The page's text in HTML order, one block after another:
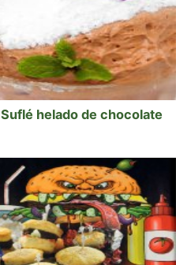
Suflé helado de chocolate